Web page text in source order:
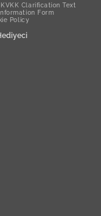
KVKK Clarification Text
Form
Policy